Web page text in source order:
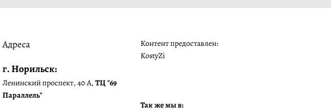
Адреса
г. Норильск:
Ленинский проспект, 40 А,ТЦ "69
Параллель"
Контент предоставлен:
KostyZi
Так же мы в: